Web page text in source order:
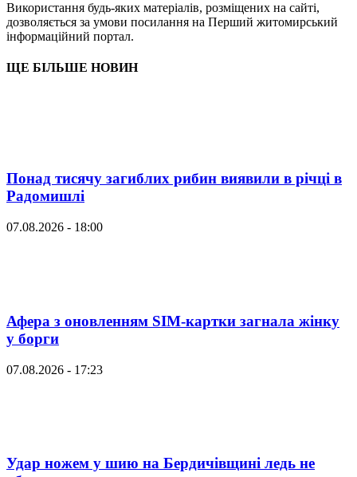
Використання будь-яких матеріалів, розміщених на сайті,
дозволяється за умови посилання на Перший житомирський
інформаційний портал.
ЩЕ БІЛЬШЕ НОВИН
Понад тисячу загиблих рибин виявили в річці в
Радомишлі
07.08.2026 - 18:00
Афера з оновленням SIM-картки загнала жінку
у борги
07.08.2026 - 17:23
Удар ножем у шию на Бердичівщині ледь не